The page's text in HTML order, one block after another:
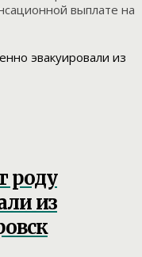
выплате на
роду
из